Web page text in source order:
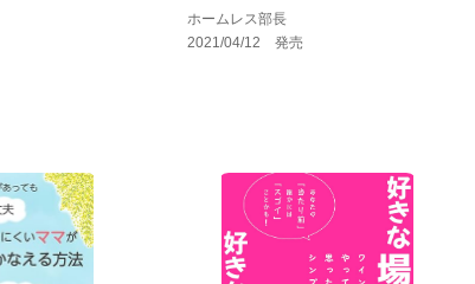
ホームレス部長
2021/04/12 発売